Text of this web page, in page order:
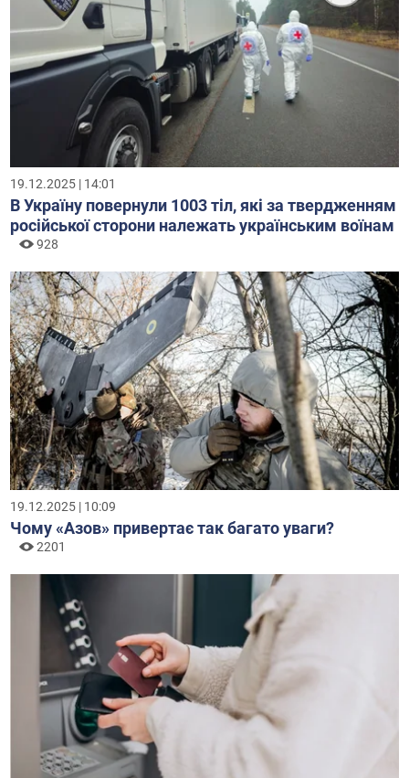
19.12.2025 | 14:01
В Україну повернули 1003 тіл, які за твердженням
російської сторони належать українським воїнам
928
19.12.2025 | 10:09
Чому «Азов» привертає так багато уваги?
2201